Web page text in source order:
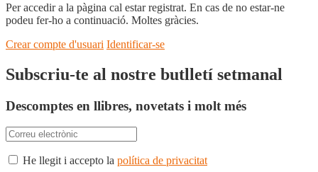
Per accedir a la pàgina cal estar registrat. En cas de no estar-ne
podeu fer-ho a continuació. Moltes gràcies.
Crear compte d'usuari Identificar-se
Subscriu-te al nostre butlletí setmanal
Descomptes en llibres, novetats i molt més
He llegit i accepto la política de privacitat